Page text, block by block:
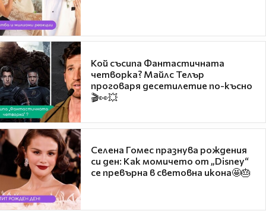
Кой съсипа Фантастичната
четворка? Майлс Телър
проговаря десетилетие по-късно
🎬👀💥
Селена Гомес празнува рождения
си ден: Как момичето от „Disney“
се превърна в световна икона🤩🎂